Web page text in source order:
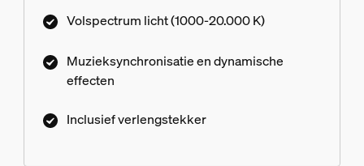
lampen kunnen niet end-to-end worden
Volspectrum licht (1000-20.000 K)
Muzieksynchronisatie en dynamische
effecten
Inclusief verlengstekker